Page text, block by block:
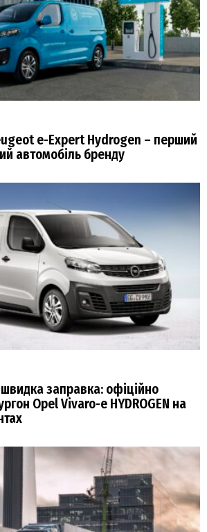
e-Expert Hydrogen – перший
автомобіль бренду
швидка заправка: офіційно
Opel Vivaro-e HYDROGEN на